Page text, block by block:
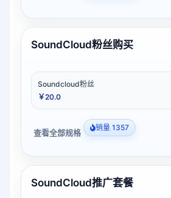
SoundCloud粉丝购买
Soundcloud粉丝
￥20.0
查看全部规格 销量 1357
SoundCloud推广套餐